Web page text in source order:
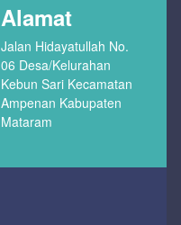
Alamat
Jalan Hidayatullah No.
06 Desa/Kelurahan
Kebun Sari Kecamatan
Ampenan Kabupaten
Mataram